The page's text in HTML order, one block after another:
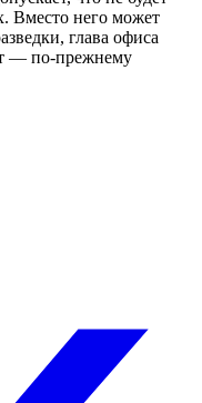
Вместо него может
глава офиса
— по-прежнему